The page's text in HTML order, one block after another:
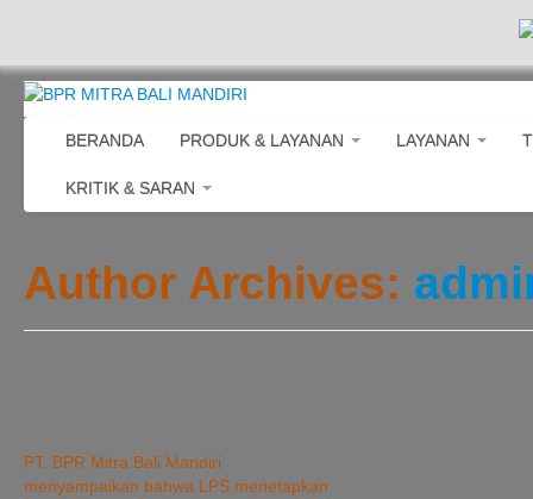
BERANDA PRODUK & LAYANAN LAYANAN
KRITIK & SARAN
Author Archives:
PT. BPR Mitra Bali Mandiri
menyampaikan bahwa LPS menetapkan